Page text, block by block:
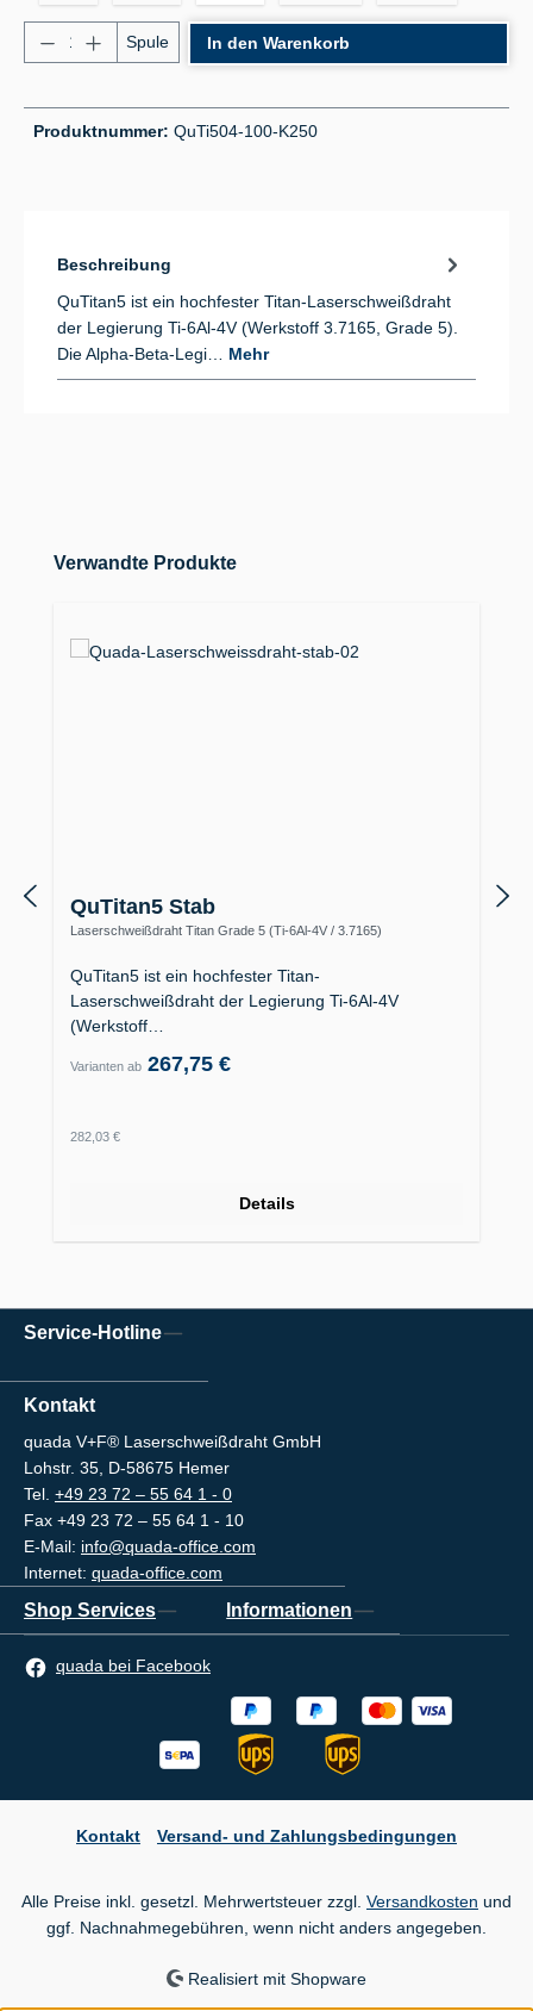
Produkt Anzahl: Gib den gewünschten Wert ein
Spule In den Warenkorb
Produktnummer: QuTi504-100-K250
Beschreibung
QuTitan5 ist ein hochfester Titan-Laserschweißdraht
der Legierung Ti-6Al-4V (Werkstoff 3.7165, Grade 5).
Die Alpha-Beta-Legi… Mehr
Produktgalerie überspringen
Verwandte Produkte
QuTitan5 Stab
Laserschweißdraht Titan Grade 5 (Ti-6Al-4V / 3.7165)
QuTitan5 ist ein hochfester Titan-
Laserschweißdraht der Legierung Ti-6Al-4V
(Werkstoff…
Varianten ab 267,75 €
Regulärer Preis:
282,03 €
Details
Service-Hotline
Kontakt
quada V+F® Laserschweißdraht GmbH
Lohstr. 35, D-58675 Hemer
Tel. +49 23 72 – 55 64 1 - 0
Fax +49 23 72 – 55 64 1 - 10
E-Mail: info@quada-office.com
Internet: quada-office.com
Shop Services Informationen
quada bei Facebook
Kontakt Versand- und Zahlungsbedingungen
Alle Preise inkl. gesetzl. Mehrwertsteuer zzgl. Versandkosten und
ggf. Nachnahmegebühren, wenn nicht anders angegeben.
Realisiert mit Shopware